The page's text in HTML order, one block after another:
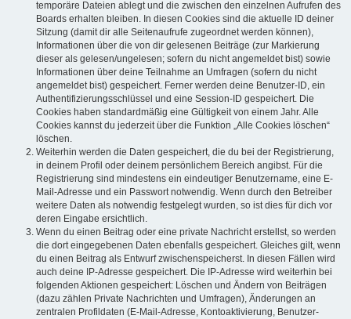
temporäre Dateien ablegt und die zwischen den einzelnen Aufrufen des
Boards erhalten bleiben. In diesen Cookies sind die aktuelle ID deiner
Sitzung (damit dir alle Seitenaufrufe zugeordnet werden können),
Informationen über die von dir gelesenen Beiträge (zur Markierung
dieser als gelesen/ungelesen; sofern du nicht angemeldet bist) sowie
Informationen über deine Teilnahme an Umfragen (sofern du nicht
angemeldet bist) gespeichert. Ferner werden deine Benutzer-ID, ein
Authentifizierungsschlüssel und eine Session-ID gespeichert. Die
Cookies haben standardmäßig eine Gültigkeit von einem Jahr. Alle
Cookies kannst du jederzeit über die Funktion „Alle Cookies löschen“
löschen.
Weiterhin werden die Daten gespeichert, die du bei der Registrierung,
in deinem Profil oder deinem persönlichem Bereich angibst. Für die
Registrierung sind mindestens ein eindeutiger Benutzername, eine E-
Mail-Adresse und ein Passwort notwendig. Wenn durch den Betreiber
weitere Daten als notwendig festgelegt wurden, so ist dies für dich vor
deren Eingabe ersichtlich.
Wenn du einen Beitrag oder eine private Nachricht erstellst, so werden
die dort eingegebenen Daten ebenfalls gespeichert. Gleiches gilt, wenn
du einen Beitrag als Entwurf zwischenspeicherst. In diesen Fällen wird
auch deine IP-Adresse gespeichert. Die IP-Adresse wird weiterhin bei
folgenden Aktionen gespeichert: Löschen und Ändern von Beiträgen
(dazu zählen Private Nachrichten und Umfragen), Änderungen an
zentralen Profildaten (E-Mail-Adresse, Kontoaktivierung, Benutzer-